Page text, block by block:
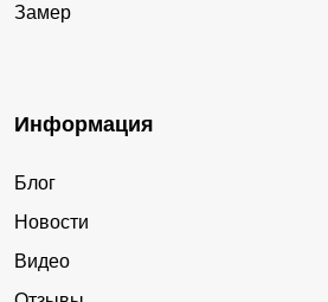
Замер
Информация
Блог
Новости
Видео